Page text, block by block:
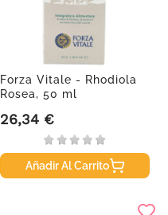
Forza Vitale - Rhodiola
Rosea, 50 ml
Precio
26,34 €
Añadir Al Carrito